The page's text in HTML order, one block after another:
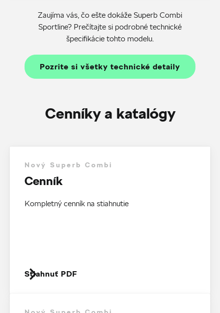
Zaujíma vás, čo ešte dokáže Superb Combi
Sportline? Prečítajte si podrobné technické
špecifikácie tohto modelu.
Pozrite si všetky technické detaily
Cenníky a katalógy
Nový Superb Combi
Cenník
Kompletný cenník na stiahnutie
Stiahnuť PDF